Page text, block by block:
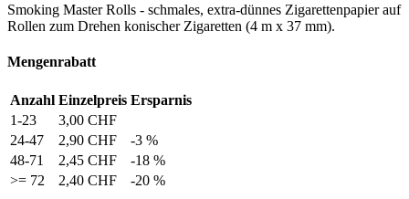
Smoking Master Rolls - schmales, extra-dünnes Zigarettenpapier auf
Rollen zum Drehen konischer Zigaretten (4 m x 37 mm).
Mengenrabatt
Anzahl Einzelpreis Ersparnis
1-23
3,00 CHF
24-47
2,90 CHF
-3 %
48-71
2,45 CHF
-18 %
>= 72
2,40 CHF -20 %